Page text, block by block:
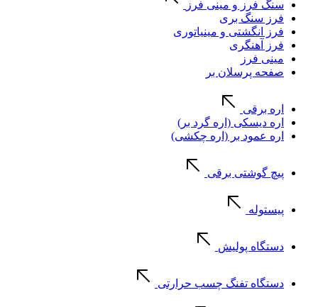
سنگ فرز و مینی فرز
فرز سنگ بری
فرز انگشتی و مینیاتوری
فرز آهنگری
مینی فرز
صفحه پرسلان بر
اره برقی
اره دیسکی (اره گرد بر)
اره عمود بر (اره چکشی)
پیچ گوشتی برقی
پیستوله
دستگاه پولیش
دستگاه تفنگ چسب حرارتی